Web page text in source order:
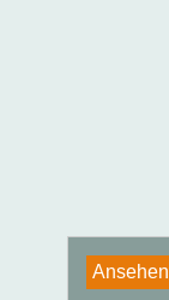
Ansehen